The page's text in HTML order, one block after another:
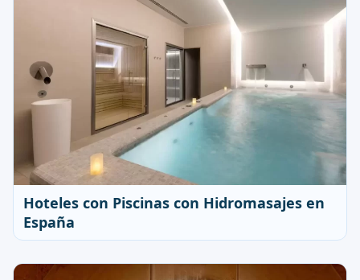
Hoteles con Piscinas con Hidromasajes en
España